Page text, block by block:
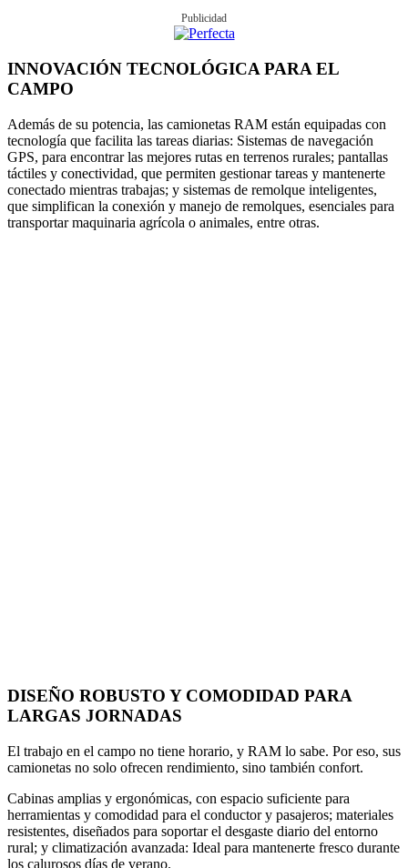
Publicidad
INNOVACIÓN TECNOLÓGICA PARA EL
CAMPO
Además de su potencia, las camionetas RAM están equipadas con
tecnología que facilita las tareas diarias: Sistemas de navegación
GPS, para encontrar las mejores rutas en terrenos rurales; pantallas
táctiles y conectividad, que permiten gestionar tareas y mantenerte
conectado mientras trabajas; y sistemas de remolque inteligentes,
que simplifican la conexión y manejo de remolques, esenciales para
transportar maquinaria agrícola o animales, entre otras.
DISEÑO ROBUSTO Y COMODIDAD PARA
LARGAS JORNADAS
El trabajo en el campo no tiene horario, y RAM lo sabe. Por eso, sus
camionetas no solo ofrecen rendimiento, sino también confort.
Cabinas amplias y ergonómicas, con espacio suficiente para
herramientas y comodidad para el conductor y pasajeros; materiales
resistentes, diseñados para soportar el desgaste diario del entorno
rural; y climatización avanzada: Ideal para mantenerte fresco durante
los calurosos días de verano.